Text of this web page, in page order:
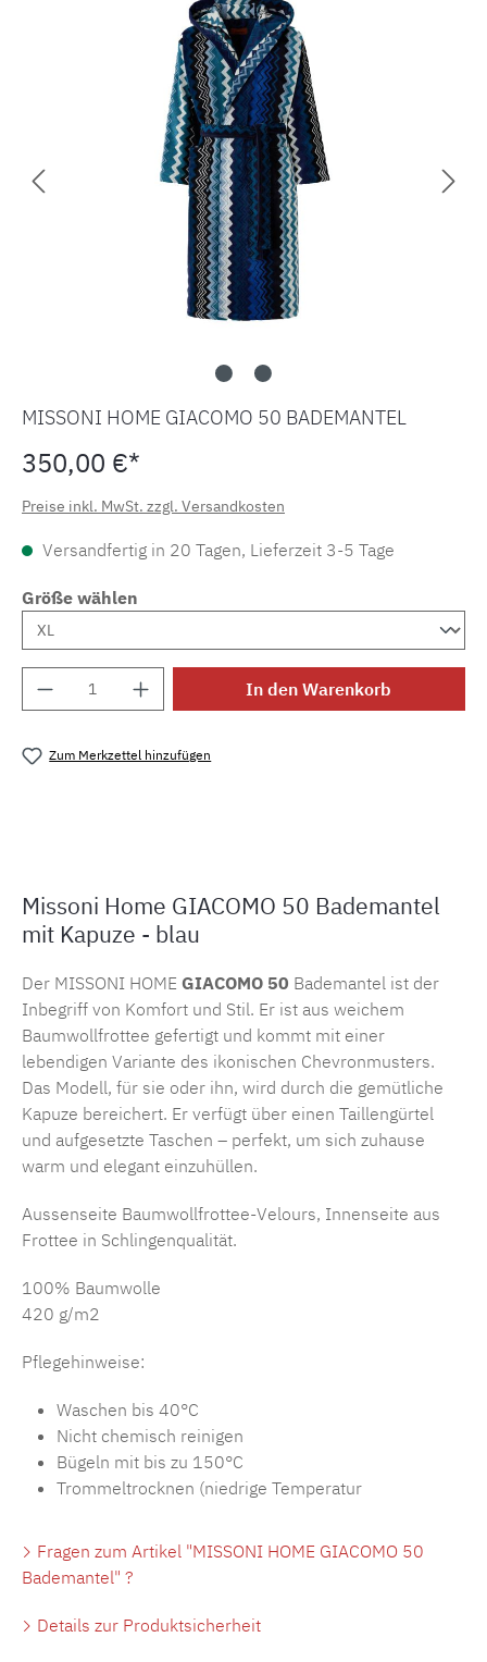
MISSONI HOME GIACOMO 50 BADEMANTEL
350,00 €*
Preise inkl. MwSt. zzgl. Versandkosten
Versandfertig in 20 Tagen, Lieferzeit 3-5 Tage
Größe wählen
Produkt Anzahl: Gib den gewünschten
In den Warenkorb
Zum Merkzettel hinzufügen
Missoni Home GIACOMO 50 Bademantel
mit Kapuze - blau
Der MISSONI HOME GIACOMO 50 Bademantel ist der
Inbegriff von Komfort und Stil. Er ist aus weichem
Baumwollfrottee gefertigt und kommt mit einer
lebendigen Variante des ikonischen Chevronmusters.
Das Modell, für sie oder ihn, wird durch die gemütliche
Kapuze bereichert. Er verfügt über einen Taillengürtel
und aufgesetzte Taschen – perfekt, um sich zuhause
warm und elegant einzuhüllen.
Aussenseite Baumwollfrottee-Velours, Innenseite aus
Frottee in Schlingenqualität.
100% Baumwolle
420 g/m2
Pflegehinweise:
Waschen bis 40°C
Nicht chemisch reinigen
Bügeln mit bis zu 150°C
Trommeltrocknen (niedrige Temperatur
Fragen zum Artikel "MISSONI HOME GIACOMO 50
Bademantel" ?
Details zur Produktsicherheit